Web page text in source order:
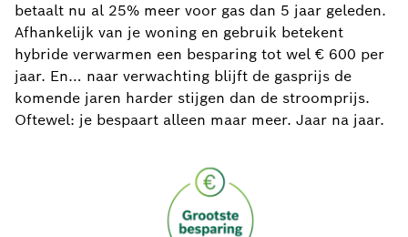
betaalt nu al 25% meer voor gas dan 5 jaar geleden.
Afhankelijk van je woning en gebruik betekent
hybride verwarmen een besparing tot wel € 600 per
jaar. En… naar verwachting blijft de gasprijs de
komende jaren harder stijgen dan de stroomprijs.
Oftewel: je bespaart alleen maar meer. Jaar na jaar.